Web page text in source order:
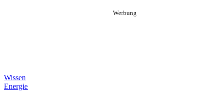
Wissen
Energie